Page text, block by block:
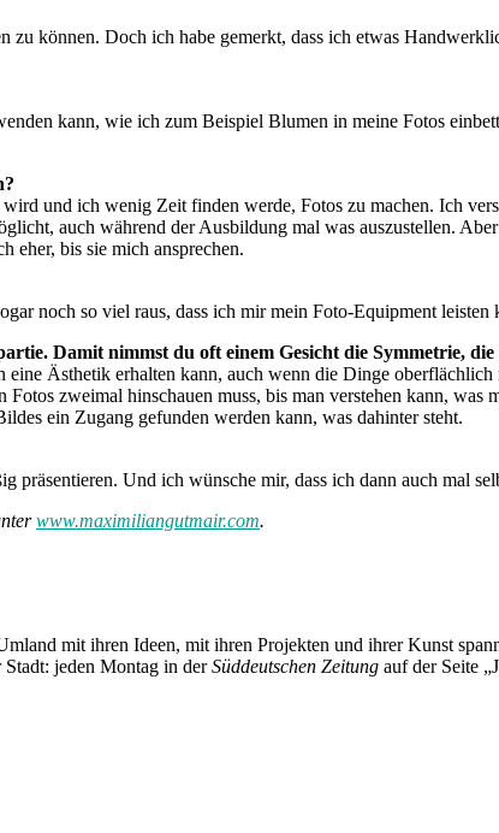
können. Doch ich habe gemerkt, dass ich etwas
kann, wie ich zum Beispiel Blumen in meine Fotos
und ich wenig Zeit finden werde, Fotos zu machen. Ich
auch während der Ausbildung mal was auszustellen.
eher, bis sie mich ansprechen.
noch so viel raus, dass ich mir mein Foto-Equipment leisten
Damit nimmst du oft einem Gesicht die Symmetrie,
Ästhetik erhalten kann, auch wenn die Dinge
zweimal hinschauen muss, bis man verstehen kann, was
ein Zugang gefunden werden kann, was dahinter steht.
Und ich wünsche mir, dass ich dann auch mal
www.maximiliangutmair.com.
mit ihren Ideen, mit ihren Projekten und ihrer Kunst
jeden Montag in derSüddeutschen Zeitung auf der Seite